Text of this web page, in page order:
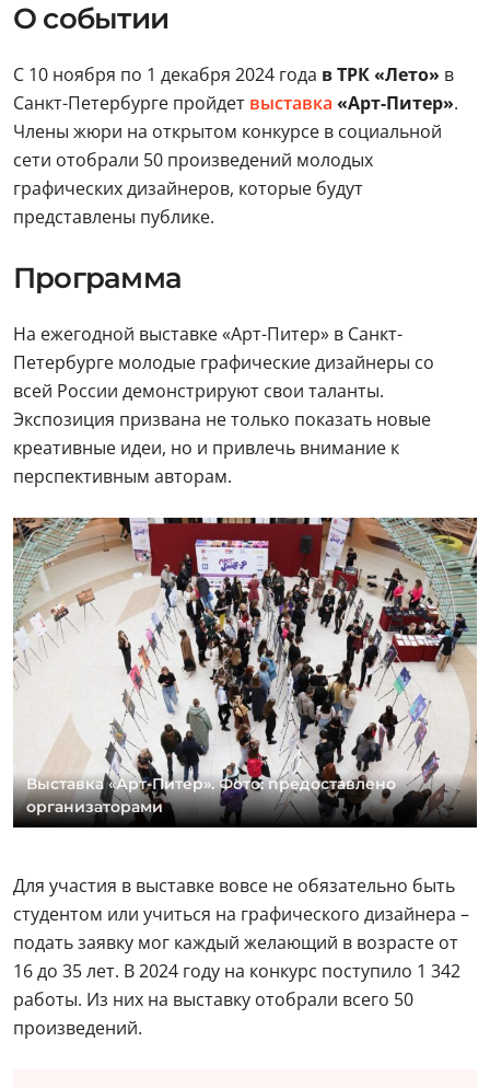
О событии
С 10 ноября по 1 декабря 2024 года в ТРК «Лето» в
Санкт-Петербурге пройдет выставка «Арт-Питер».
Члены жюри на открытом конкурсе в социальной
сети отобрали 50 произведений молодых
графических дизайнеров, которые будут
представлены публике.
Программа
На ежегодной выставке «Арт-Питер» в Санкт-
Петербурге молодые графические дизайнеры со
всей России демонстрируют свои таланты.
Экспозиция призвана не только показать новые
креативные идеи, но и привлечь внимание к
перспективным авторам.
Выставка «Арт-Питер». Фото: предоставлено
организаторами
Для участия в выставке вовсе не обязательно быть
студентом или учиться на графического дизайнера –
подать заявку мог каждый желающий в возрасте от
16 до 35 лет. В 2024 году на конкурс поступило 1 342
работы. Из них на выставку отобрали всего 50
произведений.